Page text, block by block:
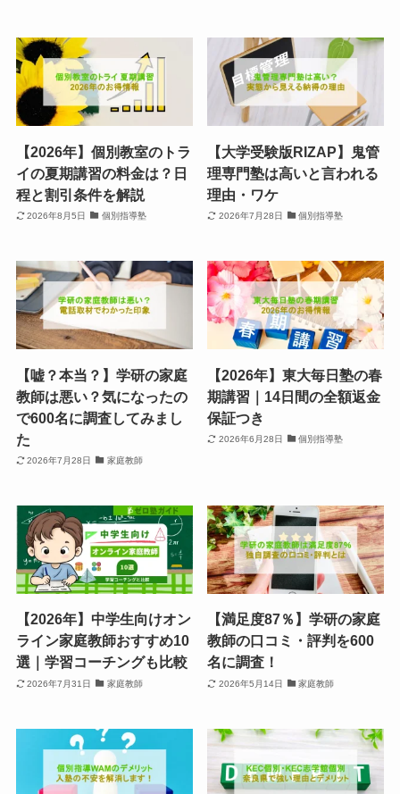
【2026年】個別教室のトラ
イの夏期講習の料金は？日
程と割引条件を解説
2026年8月5日 個別指導塾
【大学受験版RIZAP】鬼管
理専門塾は高いと言われる
理由・ワケ
2026年7月28日 個別指導塾
【嘘？本当？】学研の家庭
教師は悪い？気になったの
で600名に調査してみまし
た
2026年7月28日 家庭教師
【2026年】東大毎日塾の春
期講習｜14日間の全額返金
保証つき
2026年6月28日 個別指導塾
【2026年】中学生向けオン
ライン家庭教師おすすめ10
選｜学習コーチングも比較
2026年7月31日 家庭教師
【満足度87％】学研の家庭
教師の口コミ・評判を600
名に調査！
2026年5月14日 家庭教師